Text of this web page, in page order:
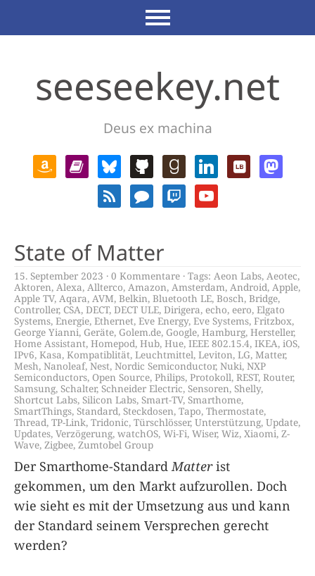
seeseekey.net
Deus ex machina
State of Matter
15. September 2023 0 Kommentare Tags: Aeon Labs, Aeotec,
Aktoren, Alexa, Allterco, Amazon, Amsterdam, Android, Apple,
Apple TV, Aqara, AVM, Belkin, Bluetooth LE, Bosch, Bridge,
Controller, CSA, DECT, DECT ULE, Dirigera, echo, eero, Elgato
Systems, Energie, Ethernet, Eve Energy, Eve Systems, Fritzbox,
George Yianni, Geräte, Golem.de, Google, Hamburg, Hersteller,
Home Assistant, Homepod, Hub, Hue,IEEE 802.15.4, IKEA, iOS,
IPv6, Kasa, Kompatiblität, Leuchtmittel, Leviton, LG, Matter,
Mesh, Nanoleaf,Nest, Nordic Semiconductor, Nuki, NXP
Semiconductors, Open Source, Philips, Protokoll, REST, Router,
Samsung, Schalter,Schneider Electric, Sensoren, Shelly,
Shortcut Labs, Silicon Labs, Smart-TV, Smarthome,
SmartThings, Standard, Steckdosen, Tapo, Thermostate,
Thread, TP-Link, Tridonic, Türschlösser,Unterstützung, Update,
Updates, Verzögerung, watchOS, Wi-Fi, Wiser, Wiz, Xiaomi, Z-
Wave, Zigbee, Zumtobel Group
Der Smarthome-Standard Matterist
gekommen, um den Markt aufzurollen. Doch
wie sieht es mit der Umsetzung aus und kann
der Standard seinem Versprechen gerecht
werden?